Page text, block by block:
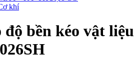
khí
bền kéo vật liệu